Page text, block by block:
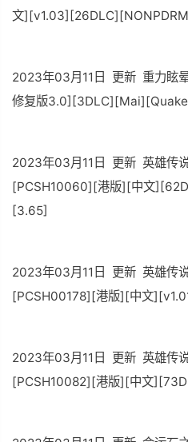
文
2023年03月11日 更新 重力眩
修复版
2023年03月11日 更新 英雄传
[PCSH10060][港版][中文
[3.65]
2023年03月11日 更新 英雄传
[PCSH00178][港版][中文
2023年03月11日 更新 英雄传
[PCSH10082][港版][中文